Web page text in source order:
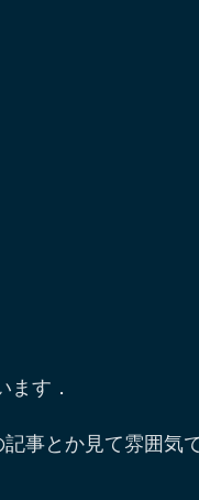
す．
事とか見て雰囲気